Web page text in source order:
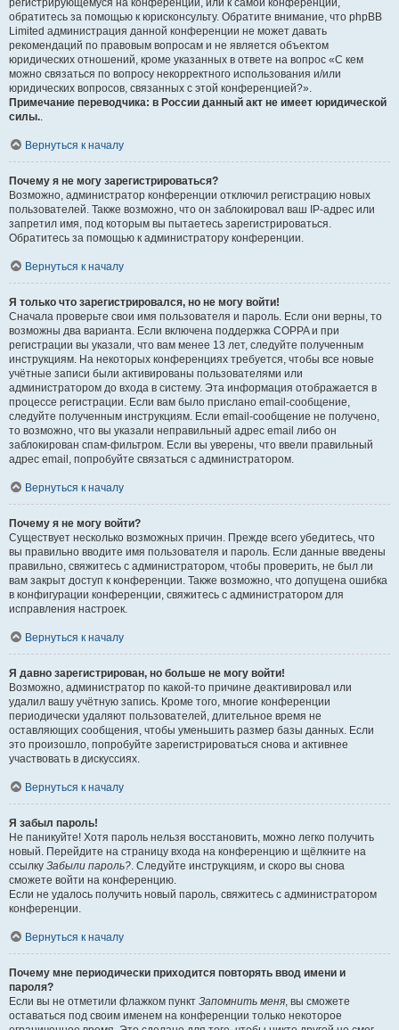
регистрирующемуся на конференции, или к самой конференции,
обратитесь за помощью к юрисконсульту. Обратите внимание, что phpBB
Limited администрация данной конференции не может давать
рекомендаций по правовым вопросам и не является объектом
юридических отношений, кроме указанных в ответе на вопрос «С кем
можно связаться по вопросу некорректного использования и/или
юридических вопросов, связанных с этой конференцией?».
Примечание переводчика: в России данный акт не имеет юридической
силы..
Вернуться к началу
Почему я не могу зарегистрироваться?
Возможно, администратор конференции отключил регистрацию новых
пользователей. Также возможно, что он заблокировал ваш IP-адрес или
запретил имя, под которым вы пытаетесь зарегистрироваться.
Обратитесь за помощью к администратору конференции.
Вернуться к началу
Я только что зарегистрировался, но не могу войти!
Сначала проверьте свои имя пользователя и пароль. Если они верны, то
возможны два варианта. Если включена поддержка COPPA и при
регистрации вы указали, что вам менее 13 лет, следуйте полученным
инструкциям. На некоторых конференциях требуется, чтобы все новые
учётные записи были активированы пользователями или
администратором до входа в систему. Эта информация отображается в
процессе регистрации. Если вам было прислано email-сообщение,
следуйте полученным инструкциям. Если email-сообщение не получено,
то возможно, что вы указали неправильный адрес email либо он
заблокирован спам-фильтром. Если вы уверены, что ввели правильный
адрес email, попробуйте связаться с администратором.
Вернуться к началу
Почему я не могу войти?
Существует несколько возможных причин. Прежде всего убедитесь, что
вы правильно вводите имя пользователя и пароль. Если данные введены
правильно, свяжитесь с администратором, чтобы проверить, не был ли
вам закрыт доступ к конференции. Также возможно, что допущена ошибка
в конфигурации конференции, свяжитесь с администратором для
исправления настроек.
Вернуться к началу
Я давно зарегистрирован, но больше не могу войти!
Возможно, администратор по какой-то причине деактивировал или
удалил вашу учётную запись. Кроме того, многие конференции
периодически удаляют пользователей, длительное время не
оставляющих сообщения, чтобы уменьшить размер базы данных. Если
это произошло, попробуйте зарегистрироваться снова и активнее
участвовать в дискуссиях.
Вернуться к началу
Я забыл пароль!
Не паникуйте! Хотя пароль нельзя восстановить, можно легко получить
новый. Перейдите на страницу входа на конференцию и щёлкните на
ссылку Забыли пароль?. Следуйте инструкциям, и скоро вы снова
сможете войти на конференцию.
Если не удалось получить новый пароль, свяжитесь с администратором
конференции.
Вернуться к началу
Почему мне периодически приходится повторять ввод имени и
пароля?
Если вы не отметили флажком пункт Запомнить меня, вы сможете
оставаться под своим именем на конференции только некоторое